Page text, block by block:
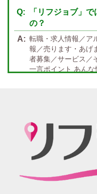
宿泊・送迎あり
経験者優遇
経験者歓迎
未経験者金着
「リフジョブ」
の？
転職・求人情報／ア
報／売ります・あげ
者募集／サービス／
一言ポイント あん
紙面媒体スポーツ紙
広告!?まで興味のあ
すがりの方へも！も
が欲しい！というお